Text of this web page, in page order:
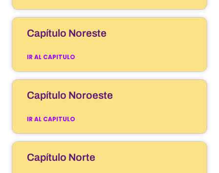
Capítulo Noreste
IR AL CAPITULO
Capítulo Noroeste
IR AL CAPITULO
Capítulo Norte